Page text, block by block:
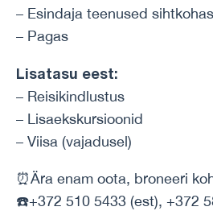
– Esindaja teenused sihtkohas
– Pagas
Lisatasu eest:
– Reisikindlustus
– Lisaekskursioonid
– Viisa (vajadusel)
⏰Ära enam oota, broneeri
☎️+372 510 5433 (est), +372